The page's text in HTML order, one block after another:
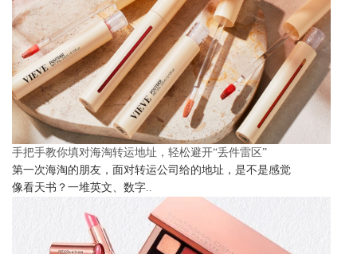
手把手教你填对海淘转运地址，轻松避开“丢件雷区”
第一次海淘的朋友，面对转运公司给的地址，是不是感觉
像看天书？一堆英文、数字..